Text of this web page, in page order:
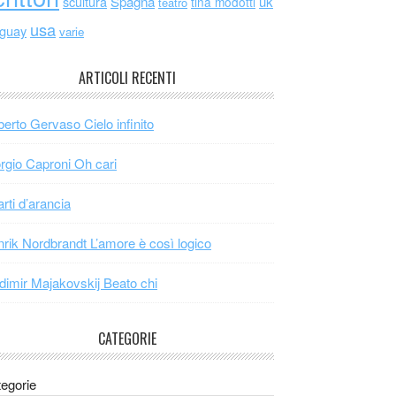
usa varie
ARTICOLI RECENTI
Gervaso Cielo infinito
Caproni Oh cari
d’arancia
Nordbrandt L’amore è così logico
Majakovskij Beato chi
CATEGORIE